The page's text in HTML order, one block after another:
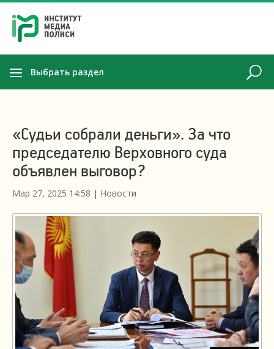
Выбрать раздел
«Судьи собрали деньги». За что
председателю Верховного суда
объявлен выговор?
Мар 27, 2025 14:58 | Новости